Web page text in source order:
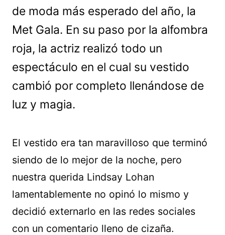
de moda más esperado del año, la
Met Gala. En su paso por la alfombra
roja, la actriz realizó todo un
espectáculo en el cual su vestido
cambió por completo llenándose de
luz y magia.
El vestido era tan maravilloso que terminó
siendo de lo mejor de la noche, pero
nuestra querida Lindsay Lohan
lamentablemente no opinó lo mismo y
decidió externarlo en las redes sociales
con un comentario lleno de cizaña.